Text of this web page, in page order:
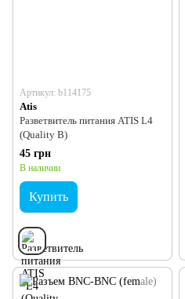
Артикул: b114175
Atis
Разветвитель питания ATIS L4
(Quality B)
45 грн
В наличии
Купить